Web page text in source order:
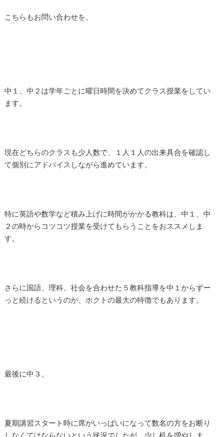
こちらもお問い合わせを。
中１、中２は学年ごとに曜日時間を決めてクラス授業をしてい
ます。
現在どちらのクラスも少人数で、１人１人の出来具合を確認し
て個別にアドバイスしながら進めています。
特に英語や数学など積み上げに時間がかかる教科は、中１、中
２の時からコツコツ授業を受けてもらうことをおススメしま
す。
さらに国語、理科、社会を合わせた５教科指導を中１からずー
っと続けるというのが、ホクトの最大の特徴でもあります。
最後に中３。
夏期講習スタート時に席がいっぱいになって数名の方をお断り
しなくてはならないという状況でしたが、少し机を増やしま